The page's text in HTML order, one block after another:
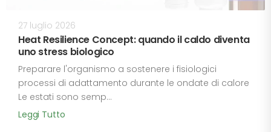
27 luglio 2026
Heat Resilience Concept: quando il caldo diventa
uno stress biologico
Preparare l'organismo a sostenere i fisiologici
processi di adattamento durante le ondate di calore
Le estati sono semp...
Leggi Tutto